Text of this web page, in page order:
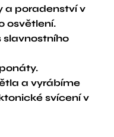
a poradenství v
osvětlení.
slavnostního
a vyrábíme
svícení v